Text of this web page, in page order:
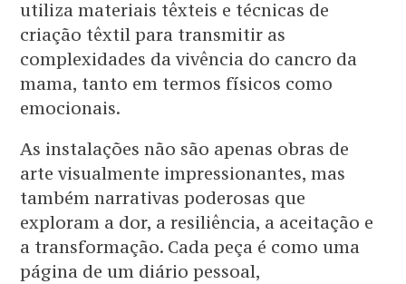
utiliza materiais têxteis e técnicas de
criação têxtil para transmitir as
complexidades da vivência do cancro da
mama, tanto em termos físicos como
emocionais.
As instalações não são apenas obras de
arte visualmente impressionantes, mas
também narrativas poderosas que
exploram a dor, a resiliência, a aceitação e
a transformação. Cada peça é como uma
página de um diário pessoal,